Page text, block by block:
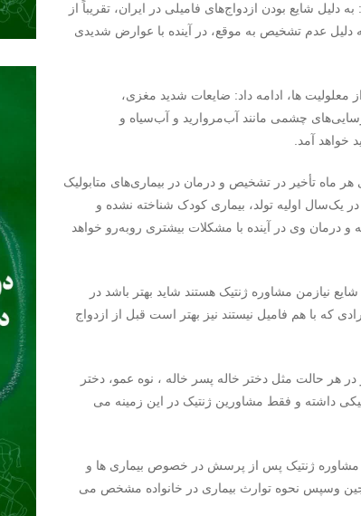
شایع بودن ازدواج‌های فامیلی در ایران، تقریباً از
که به‌ دلیل عدم تشخیص به‌ موقع، در آینده با عوارض شدیدی
ها، ادامه داد: ضایعات شدید مغزی،
چشمی‌ مانند آب‌مروارید و آب‌سیاه و
خواهد آمد.
ماه تأخیر در تشخیص و درمان در بیماری‌های متابولیک
بطوریکه اگر در یک‌سال اولیه تولد، بیماری کودک شناخته نشده و
یافته و درمان وی در آینده با مشکلات بیشتری روبه‌رو خواهد
نیازمن مشاوره ژنتیک هستند شاید بهتر باشد در
که با هم فامیل نیستند نیز بهتر است قبل از ازدواج
هر حالت مثل دختر خاله پسر خاله ، نوه عمو، دختر
داشته و فقط مشاورین ژنتیک در این زمینه می
مشاوره ژنتیک پس از پرسش در خصوص بیماری ها و
وسپس نحوه توارث بیماری در خانواده مشخص می